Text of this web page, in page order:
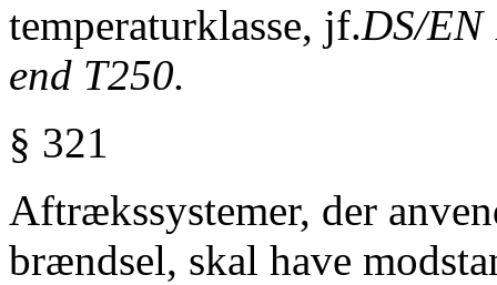
temperaturklasse, jf.DS/EN
end T250.
§ 321
Aftrækssystemer, der
brændsel, skal have